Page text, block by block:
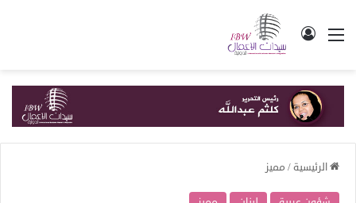
القائمة تسجيل الدخول
الرئيسية/ مميز